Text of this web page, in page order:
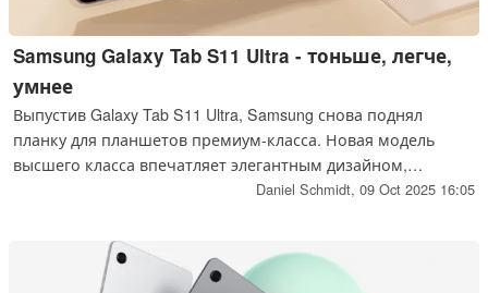
Samsung Galaxy Tab S11 Ultra - тоньше, легче,
умнее
Выпустив Galaxy Tab S11 Ultra, Samsung снова поднял
планку для планшетов премиум-класса. Новая модель
высшего класса впечатляет элегантным дизайном,
мощной производительностью и интеллектуальным
незначительных недостатков.
Daniel Schmidt, 09 Oct 2025 16:05